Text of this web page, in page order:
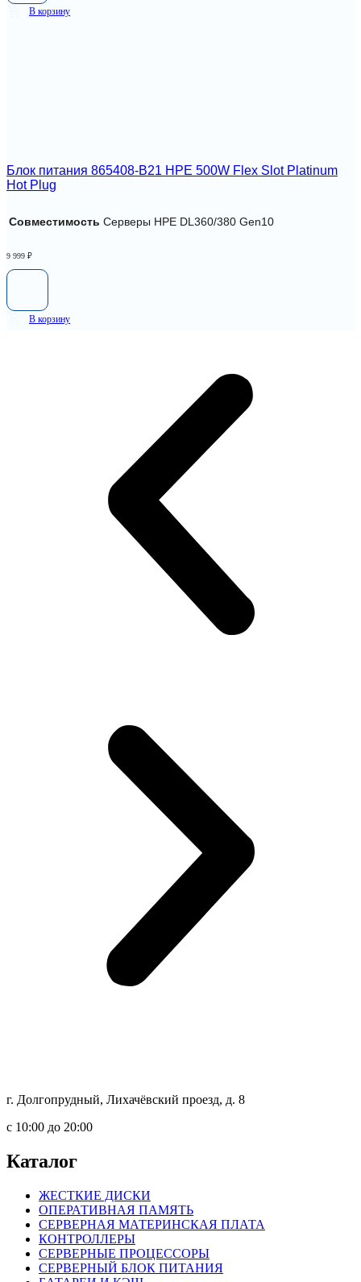
В корзину
Блок питания 865408-B21 HPE 500W Flex Slot Platinum
Hot Plug
Совместимость Серверы HPE DL360/380 Gen10
9 999 ₽
В корзину
г. Долгопрудный, Лихачёвский проезд, д. 8
c 10:00 до 20:00
Каталог
ЖЕСТКИЕ ДИСКИ
ОПЕРАТИВНАЯ ПАМЯТЬ
СЕРВЕРНАЯ МАТЕРИНСКАЯ ПЛАТА
КОНТРОЛЛЕРЫ
СЕРВЕРНЫЕ ПРОЦЕССОРЫ
СЕРВЕРНЫЙ БЛОК ПИТАНИЯ